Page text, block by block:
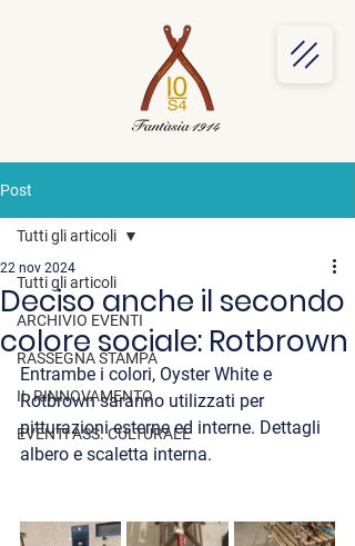
Post
Tutti gli articoli
ARCHIVIO EVENTI
RASSEGNA STAMPA
IL RINNOVAMENTO
EVENTI ASS. CULTURALE
Tutti gli articoli
Deciso anche il secondo
colore sociale: Rotbrown
22 nov 2024
Entrambe i colori, Oyster White e
Rotbrown saranno utilizzati per
pitturazioni esterne ed interne. Dettagli
albero e scaletta interna.